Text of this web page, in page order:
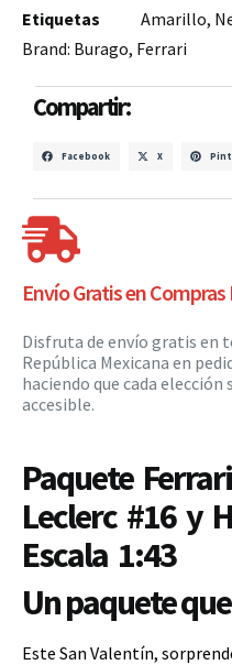
Etiquetas
Amarillo,
Brand: Burago, Ferrari
Compartir:
Facebook X
Envío Gratis en Compras
Disfruta de envío gratis en
República Mexicana en
haciendo que cada
accesible.
Paquete
Leclerc #16 y
Escala 1:43
Un paquete
Este San Valentín,